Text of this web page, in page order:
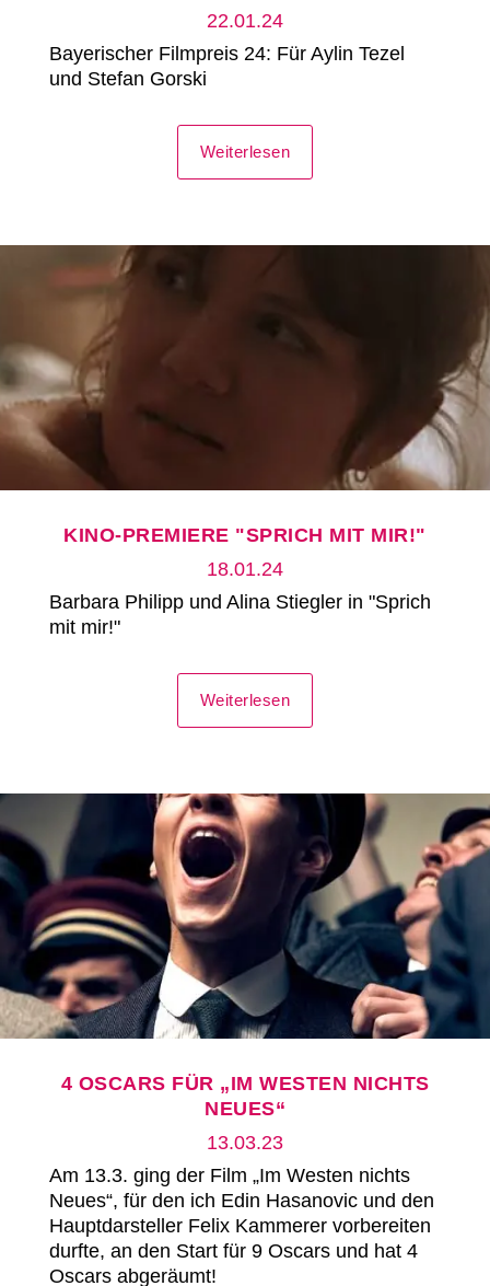
22.01.24
Bayerischer Filmpreis 24: Für Aylin Tezel
und Stefan Gorski
Weiterlesen
KINO-PREMIERE "SPRICH MIT MIR!"
18.01.24
Barbara Philipp und Alina Stiegler in "Sprich
mit mir!"
Weiterlesen
4 OSCARS FÜR „IM WESTEN NICHTS
NEUES“
13.03.23
Am 13.3. ging der Film „Im Westen nichts
Neues“, für den ich Edin Hasanovic und den
Hauptdarsteller Felix Kammerer vorbereiten
durfte, an den Start für 9 Oscars und hat 4
Oscars abgeräumt!